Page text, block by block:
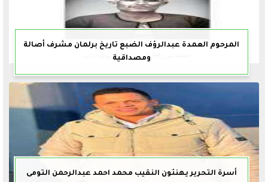
المرحوم العمدة عبدالرؤف الضبع تاريخ برلمان مشرف أصالة
ومصداقية
أسرة التحرير يهنئون النقيب محمد احمد عبدالرحمن التومى